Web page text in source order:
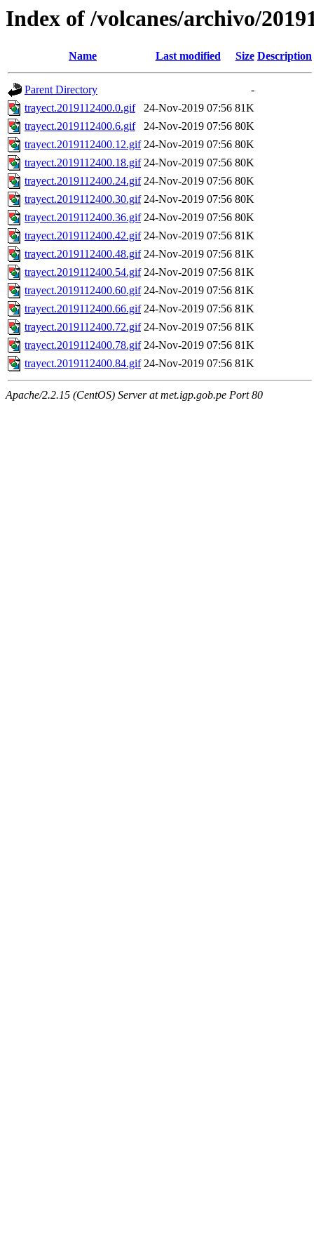
Index of /volcanes/archivo/
Name Last modified Size Description
Parent Directory
-
trayect.2019112400.0.gif
24-Nov-2019 07:56 81K
trayect.2019112400.6.gif
24-Nov-2019 07:56 80K
trayect.2019112400.12.gif 24-Nov-2019 07:56 80K
trayect.2019112400.18.gif 24-Nov-2019 07:56 80K
trayect.2019112400.24.gif 24-Nov-2019 07:56 80K
trayect.2019112400.30.gif 24-Nov-2019 07:56 80K
trayect.2019112400.36.gif 24-Nov-2019 07:56 80K
trayect.2019112400.42.gif 24-Nov-2019 07:56 81K
trayect.2019112400.48.gif 24-Nov-2019 07:56 81K
trayect.2019112400.54.gif 24-Nov-2019 07:56 81K
trayect.2019112400.60.gif 24-Nov-2019 07:56 81K
trayect.2019112400.66.gif 24-Nov-2019 07:56 81K
trayect.2019112400.72.gif 24-Nov-2019 07:56 81K
trayect.2019112400.78.gif 24-Nov-2019 07:56 81K
trayect.2019112400.84.gif 24-Nov-2019 07:56 81K
Apache/2.2.15 (CentOS) Server at met.igp.gob.pe Port 80